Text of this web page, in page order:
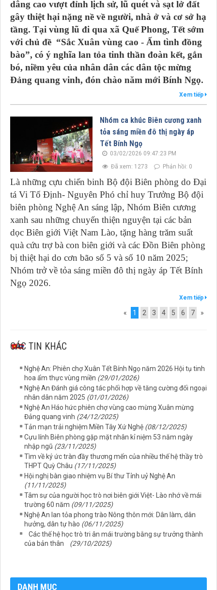
dâng cao vượt đỉnh lịch sử, lũ quét và sạt lở đất
gây thiệt hại nặng nề về người, nhà ở và cơ sở hạ
tầng. Tại vùng lũ đi qua xã Quế Phong, Tết sớm
với chủ đề “Sắc Xuân vùng cao - Ấm tình đồng
bào”, có ý nghĩa lan tỏa tinh thần đoàn kết, gắn
bó, niềm yêu của nhân dân các dân tộc mừng
Đảng quang vinh, đón chào năm mới Bính Ngọ.
Xem tiếp
Nhóm ca khúc Biên cương xanh
tỏa sáng miền đô thị ngày áp
Tết Bính Ngọ
03/02/2026 09:47:23 PM
Đã xem: 1273
Phản hồi: 0
Là những cựu chiến binh Bộ đội Biên phòng do Đại
tá Vi Tố Định- Nguyên Phó chỉ huy Trưởng Bộ đội
biên phòng Nghệ An sáng lập, Nhóm Biên cương
xanh sau những chuyến thiện nguyện tại các bản
dọc Biên giới Việt Nam Lào, tặng hàng trăm suất
quà cứu trợ bà con biên giới và các Đồn Biên phòng
bị thiệt hại do cơn bão số 5 và số 10 năm 2025;
Nhóm trở về tỏa sáng miền đô thị ngày áp Tết Bính
Ngọ 2026.
Xem tiếp
« 1 2 3 4 5 6 7 »
CÁC TIN KHÁC
Nghệ An: Phiên chợ Xuân Tết Bính Ngọ năm 2026 Hội tụ tinh
hoa ẩm thực vùng miền (29/01/2026)
Nghệ An Đánh giá công tác phối hợp về tăng cường đối ngoại
nhân dân năm 2025 (01/01/2026)
Nghệ An Háo hức phiên chợ vùng cao mừng Xuân mừng
Đảng quang vinh (24/12/2025)
Tản mạn trải nghiệm Miền Tây Xứ Nghệ (08/12/2025)
Cựu lính Biên phòng gặp mặt nhân kỉ niệm 53 năm ngày
nhập ngũ (23/11/2025)
Tìm về ký ức tràn đầy thương mến của nhiều thế hệ thầy trò
THPT Quỳ Châu (17/11/2025)
Hội nghị bàn giao nhiệm vụ Bí thư Tỉnh uỷ Nghệ An
(11/11/2025)
Tâm sự của người học trò nơi biên giới Việt- Lào nhớ về mái
trường 60 năm (09/11/2025)
Nghệ An lan tỏa phong trào Nông thôn mới: Dân làm, dân
hưởng, dân tự hào (06/11/2025)
Các thế hệ học trò tri ân mái trường bằng sự trưởng thành
của bản thân (29/10/2025)
DANH MỤC